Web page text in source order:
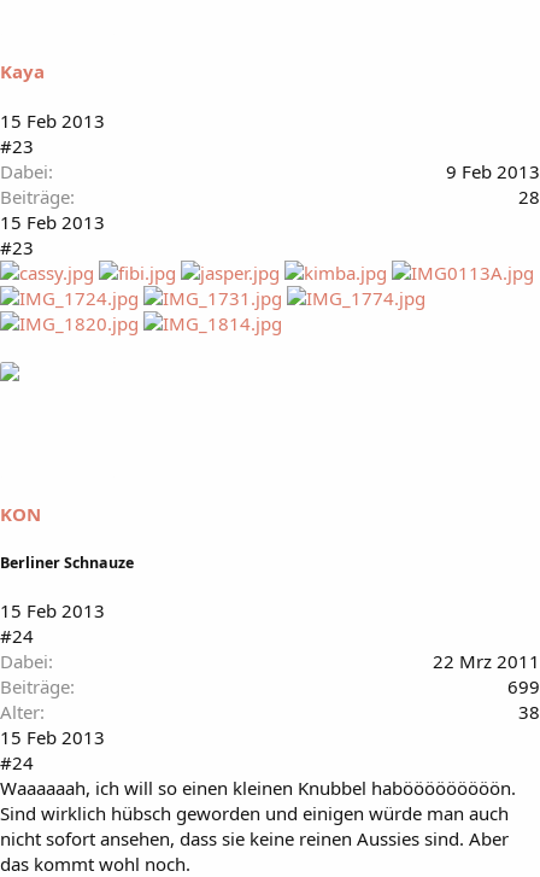
Kaya
15 Feb 2013
#23
Dabei
9 Feb 2013
Beiträge
28
15 Feb 2013
#23
KON
Berliner Schnauze
15 Feb 2013
#24
Dabei
22 Mrz 2011
Beiträge
699
Alter
38
15 Feb 2013
#24
Waaaaaah, ich will so einen kleinen Knubbel habööööööööön.
Sind wirklich hübsch geworden und einigen würde man auch
nicht sofort ansehen, dass sie keine reinen Aussies sind. Aber
das kommt wohl noch.